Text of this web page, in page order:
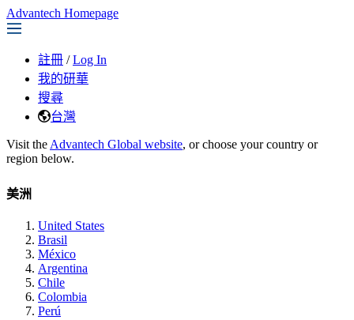
Advantech Homepage
註冊 / Log In
我的研華
搜尋
台灣
Visit the Advantech Global website, or choose your country or
region below.
美洲
United States
Brasil
México
Argentina
Chile
Colombia
Perú